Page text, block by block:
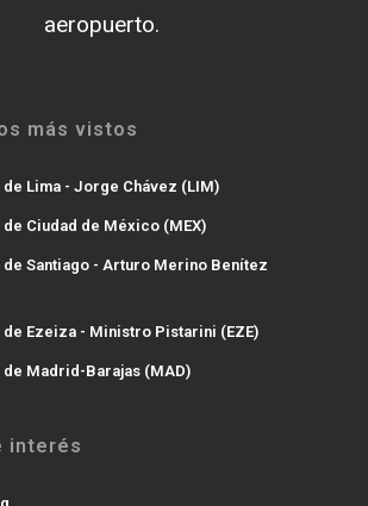
aeropuerto.
más vistos
Lima - Jorge Chávez (LIM)
Ciudad de México (MEX)
Santiago - Arturo Merino Benítez
Ezeiza - Ministro Pistarini (EZE)
Madrid-Barajas (MAD)
interés